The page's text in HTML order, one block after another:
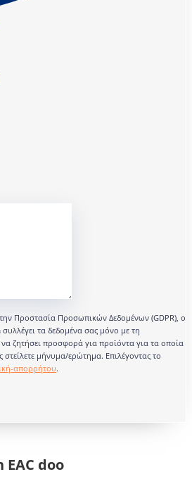
Προστασία Προσωπικών Δεδομένων (GDPR), ο
τα δεδομένα σας μόνο με τη
ζητήσει προσφορά για προϊόντα για τα οποία
στείλετε μήνυμα/ερώτημα. Επιλέγοντας το
απορρήτου.
doo